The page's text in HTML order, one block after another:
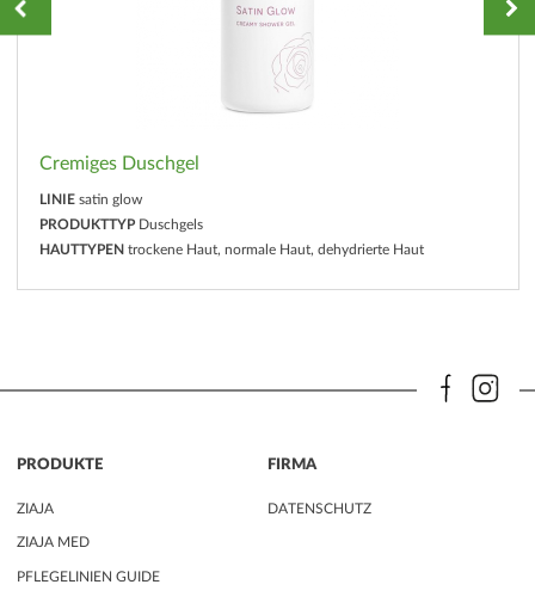
Cremiges Duschgel
LINIE satin glow
PRODUKTTYP Duschgels
HAUTTYPEN trockene Haut, normale Haut, dehydrierte Haut
PRODUKTE
ZIAJA
ZIAJA MED
PFLEGELINIEN GUIDE
FIRMA
DATENSCHUTZ